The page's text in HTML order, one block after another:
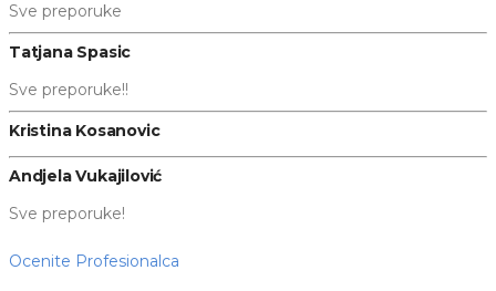
Sve preporuke
Tatjana Spasic
Sve preporuke!!
Kristina Kosanovic
Andjela Vukajilović
Sve preporuke!
Ocenite Profesionalca